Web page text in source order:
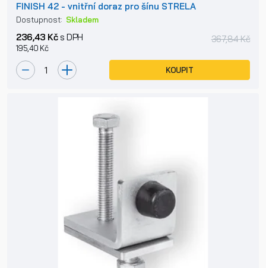
FINISH 42 - vnitřní doraz pro šínu STRELA
Dostupnost: Skladem
236,43 Kčs DPH
195,40 Kč
367,84 Kč
KOUPIT